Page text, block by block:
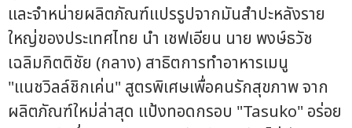
และจำหน่ายผลิตภัณฑ์แปรรูปจากมันสำปะหลังราย
ใหญ่ของประเทศไทย นำ เชฟเอียน นาย พงษ์ธวัช
เฉลิมกิตติชัย (กลาง) สาธิตการทำอาหารเมนู
"แนชวิลล์ชิกเค่น" สูตรพิเศษเพื่อคนรักสุขภาพ จาก
ผลิตภัณฑ์ใหม่ล่าสุด แป้งทอดกรอบ "Tasuko" อร่อย